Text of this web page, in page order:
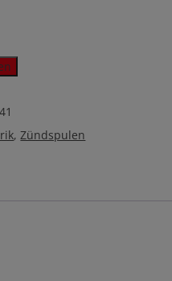
,Zündspulen